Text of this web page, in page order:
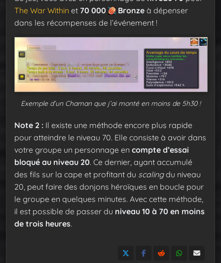
The War Within et 70 000 Bronze à dépenser
dans les récompenses de l’événement !
Exemple d’un Chaman que j’ai monté en moins de 5h30 !
Note 2 : Il existe une méthode encore plus rapide
pour atteindre le niveau 70. Elle consiste à avoir dans
votre groupe un personnage en compte d’essai
bloqué au niveau 20. Ce dernier, ayant accumulé
des fils sur la cape et profitant du scalingdu niveau
20, peut faire des donjons héroïques en boucle pour
le groupe en quelques minutes. Avec cette méthode,
il est possible de passer du niveau 10 à 70 en moins
de trois heures.